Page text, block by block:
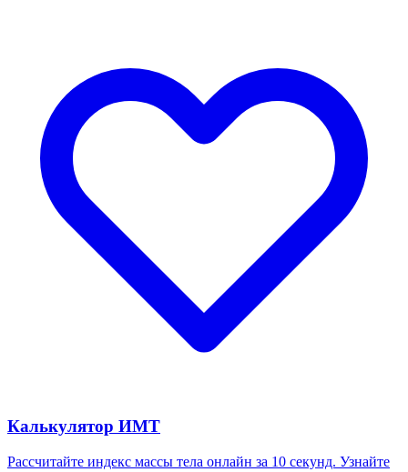
Калькулятор ИМТ
Рассчитайте индекс массы тела онлайн за 10 секунд. Узнайте